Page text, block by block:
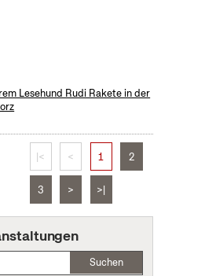
Lesehund Rudi Rakete in der
|< < 1 2
3 > >|
Suchen